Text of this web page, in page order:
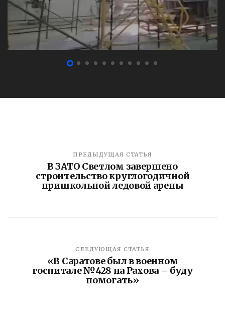
ПРЕДЫДУЩАЯ СТАТЬЯ
В ЗАТО Светлом завершено
строительство круглогодичной
пришкольной ледовой арены
СЛЕДУЮЩАЯ СТАТЬЯ
«В Саратове был в военном
госпитале №428 на Рахова – буду
помогать»